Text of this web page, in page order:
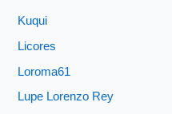
Kuqui
Licores
Loroma61
Lupe Lorenzo Rey